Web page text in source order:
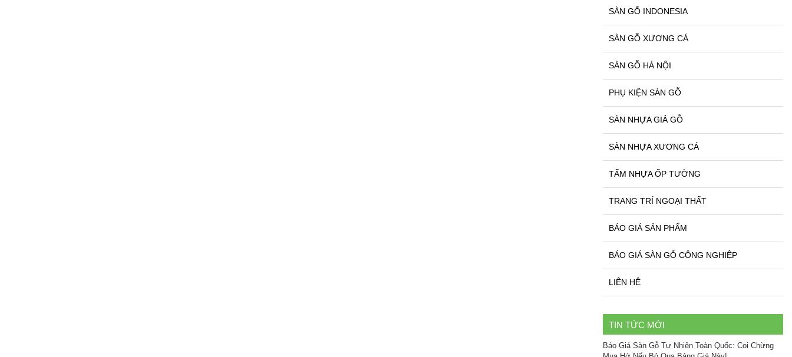
SÀN GỖ INDONESIA
SÀN GỖ XƯƠNG CÁ
SÀN GỖ HÀ NỘI
PHỤ KIỆN SÀN GỖ
SÀN NHỰA GIẢ GỖ
SÀN NHỰA XƯƠNG CÁ
TẤM NHỰA ỐP TƯỜNG
TRANG TRÍ NGOẠI THẤT
BÁO GIÁ SẢN PHẨM
BÁO GIÁ SÀN GỖ CÔNG NGHIỆP
LIÊN HỆ
TIN TỨC MỚI
Báo Giá Sàn Gỗ Tự Nhiên Toàn Quốc: Coi Chừng